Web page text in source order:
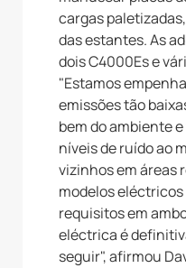
cargas
das estantes. As
dois C4000Es e
"Estamos
emissões tão
bem do ambiente
níveis de ruído ao
vizinhos em áreas
modelos
requisitos em
eléctrica é
seguir", afirmou